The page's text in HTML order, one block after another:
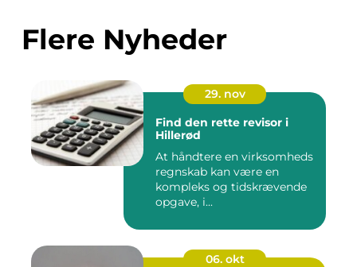
Flere Nyheder
29. nov
Find den rette revisor i
Hillerød
At håndtere en virksomheds
regnskab kan være en
kompleks og tidskrævende
opgave, i...
06. okt